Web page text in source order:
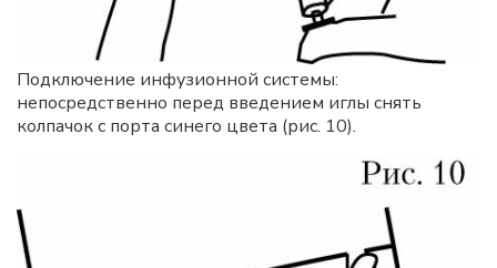
Подключение инфузионной системы:
непосредственно перед введением иглы снять
колпачок с порта синего цвета (рис. 10).